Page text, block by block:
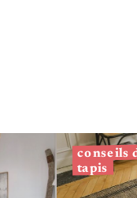
conseils
tapis